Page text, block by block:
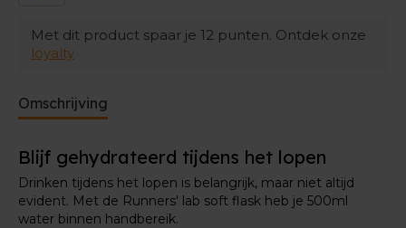
nasmaakjes weggespoeld en wordt je soft flask weer
als nieuw.
Met dit product spaar je 12 punten. Ontdek onze
loyalty
Omschrijving
Blijf gehydrateerd tijdens het lopen
Drinken tijdens het lopen is belangrijk, maar niet altijd
evident. Met de Runners' lab soft flask heb je 500ml
water binnen handbereik.